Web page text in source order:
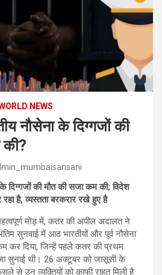
NEWS
नौसेना के दिग्गजों की
दिग्गजों की मौत की सजा कम की; विदेश
रहा है, व्यस्तता बरकरार रखे हुए है
मोड़ में, कतर की अपील अदालत ने
सुनवाई में आठ भारतीयों और पूर्व नौसेना
कर दिया, जिन्हें पहले कतर की प्रथम
सुनाई थी। 26 अक्टूबर को जासूसी के
से उन व्यक्तियों को काफी राहत मिली है